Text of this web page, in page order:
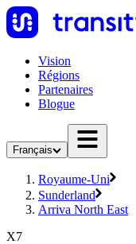
Vision
Régions
Partenaires
Blogue
Français
Royaume-Uni
Sunderland
Arriva North East
X7